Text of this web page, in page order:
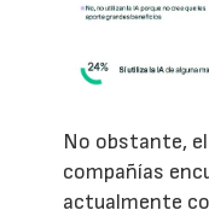
No obstante,
compañías
actualmente